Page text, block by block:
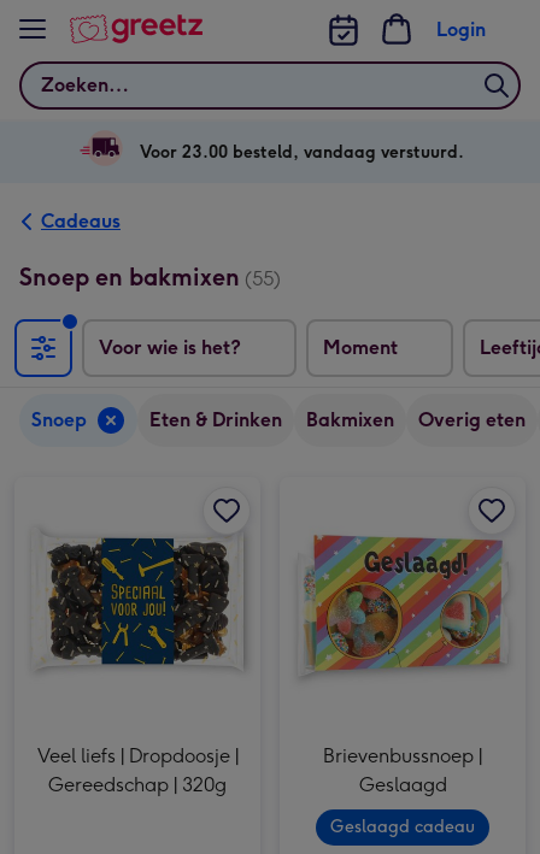
Bekijk meer
Zoeken
Login
Voor 23.00 besteld, vandaag verstuurd.
Cadeaus
Snoep en bakmixen (55)
Voor wie is het? Moment
Snoep Eten & Drinken Bakmixen Overig eten
Veel liefs | Dropdoosje |
Gereedschap | 320g
Brievenbussnoep |
Geslaagd
Geslaagd cadeau